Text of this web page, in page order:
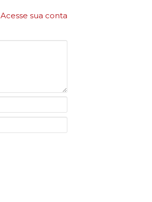
Acesse sua conta